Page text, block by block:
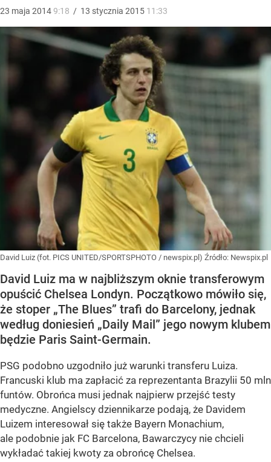
23 maja 20149:18 / 13 stycznia 2015 11:33
David Luiz (fot. PICS UNITED/SPORTSPHOTO / newspix.pl) Źródło: Newspix.pl
David Luiz ma w najbliższym oknie transferowym
opuścić Chelsea Londyn. Początkowo mówiło się,
że stoper „The Blues” trafi do Barcelony, jednak
według doniesień „Daily Mail” jego nowym klubem
będzie Paris Saint-Germain.
PSG podobno uzgodniło już warunki transferu Luiza.
Francuski klub ma zapłacić za reprezentanta Brazylii 50 mln
funtów. Obrońca musi jednak najpierw przejść testy
medyczne. Angielscy dziennikarze podają, że Davidem
Luizem interesował się także Bayern Monachium,
ale podobnie jak FC Barcelona, Bawarczycy nie chcieli
wykładać takiej kwoty za obrońcę Chelsea.